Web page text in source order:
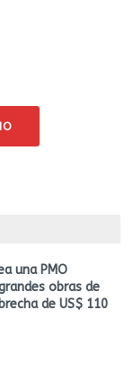
una PMO
obras de
de US$ 110